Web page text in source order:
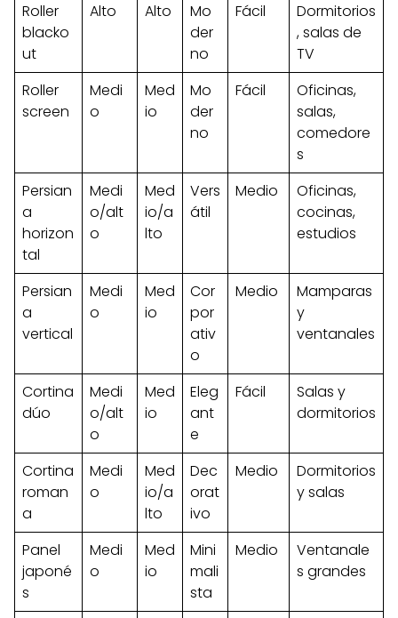
Roller
blacko
ut
Alto Alto
Mo
der
no
Fácil
Dormitorios
, salas de
TV
Roller
screen
Medi
o
Med
io
Mo
der
no
Fácil
Oficinas,
salas,
comedore
s
Persian
a
horizon
tal
Medi
o/alt
o
Med
io/a
lto
Vers
átil
Medio
Oficinas,
cocinas,
estudios
Persian
a
vertical
Medi
o
Med
io
Cor
por
ativ
o
Medio
Mamparas
y
ventanales
Cortina
dúo
Medi
o/alt
o
Med
io
Eleg
ant
e
Fácil
Salas y
dormitorios
Cortina
roman
a
Medi
o
Med
io/a
lto
Dec
orat
ivo
Medio
Dormitorios
y salas
Panel
japoné
s
Medi
o
Med
io
Mini
mali
sta
Medio
Ventanale
s grandes